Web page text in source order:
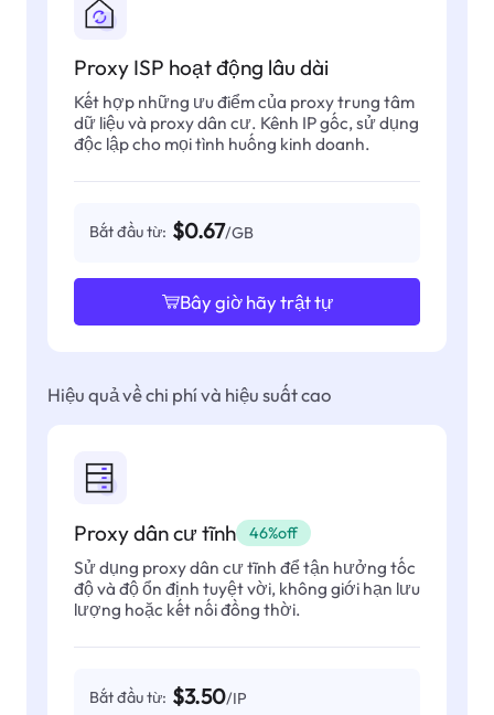
Proxy ISP hoạt động lâu dài
Kết hợp những ưu điểm của proxy trung tâm
dữ liệu và proxy dân cư. Kênh IP gốc, sử dụng
độc lập cho mọi tình huống kinh doanh.
Bắt đầu từ: $0.67/GB
Bây giờ hãy trật tự
Hiệu quả về chi phí và hiệu suất cao
Proxy dân cư tĩnh 46%off
Sử dụng proxy dân cư tĩnh để tận hưởng tốc
độ và độ ổn định tuyệt vời, không giới hạn lưu
lượng hoặc kết nối đồng thời.
Bắt đầu từ: $3.50/IP